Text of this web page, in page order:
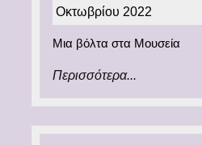
Οκτωβρίου 2022
2022
Μια βόλτα στα Μουσεία
Περισσότερα...